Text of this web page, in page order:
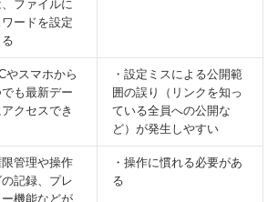
ファイルに
ードを設定
やスマホから
も最新デー
クセスでき
・設定ミスによる公開範
囲の誤り（リンクを知っ
ている全員への公開な
ど）が発生しやすい
限管理や操作
の記録、プレ
ー機能などが
・操作に慣れる必要があ
る